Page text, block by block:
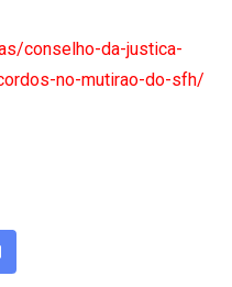
conselho-da-justica-
no-mutirao-do-sfh/